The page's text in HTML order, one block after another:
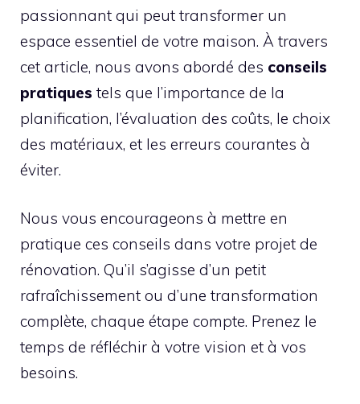
passionnant qui peut transformer un
espace essentiel de votre maison. À travers
cet article, nous avons abordé des conseils
pratiques tels que l’importance de la
planification, l’évaluation des coûts, le choix
des matériaux, et les erreurs courantes à
éviter.
Nous vous encourageons à mettre en
pratique ces conseils dans votre projet de
rénovation. Qu’il s’agisse d’un petit
rafraîchissement ou d’une transformation
complète, chaque étape compte. Prenez le
temps de réfléchir à votre vision et à vos
besoins.